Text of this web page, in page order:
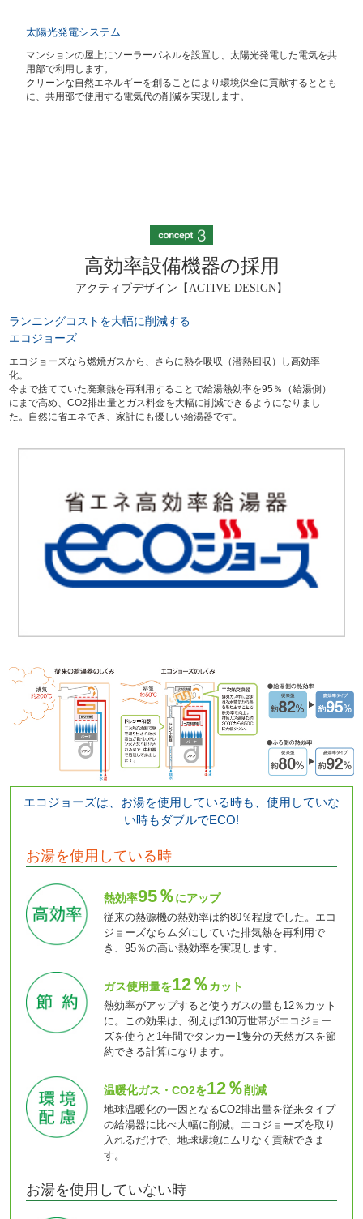
太陽光発電システム
マンションの屋上にソーラーパネルを設置し、太陽光発電した電気を共
用部で利用します。
クリーンな自然エネルギーを創ることにより環境保全に貢献するととも
に、共用部で使用する電気代の削減を実現します。
高効率設備機器の採用
アクティブデザイン【ACTIVE DESIGN】
ランニングコストを大幅に削減する
エコジョーズ
エコジョーズなら燃焼ガスから、さらに熱を吸収（潜熱回収）し高効率
化。
今まで捨てていた廃棄熱を再利用することで給湯熱効率を95％（給湯側）
にまで高め、CO2排出量とガス料金を大幅に削減できるようになりまし
た。自然に省エネでき、家計にも優しい給湯器です。
エコジョーズは、お湯を使用している時も、使用していな
い時もダブルでECO!
お湯を使用している時
熱効率95％にアップ
従来の熱源機の熱効率は約80％程度でした。エコ
ジョーズならムダにしていた排気熱を再利用で
き、95％の高い熱効率を実現します。
ガス使用量を12％カット
熱効率がアップすると使うガスの量も12％カット
に。この効果は、例えば130万世帯がエコジョー
ズを使うと1年間でタンカー1隻分の天然ガスを節
約できる計算になります。
温暖化ガス・CO2を12％削減
地球温暖化の一因となるCO2排出量を従来タイプ
の給湯器に比べ大幅に削減。エコジョーズを取り
入れるだけで、地球環境にムリなく貢献できま
す。
お湯を使用していない時